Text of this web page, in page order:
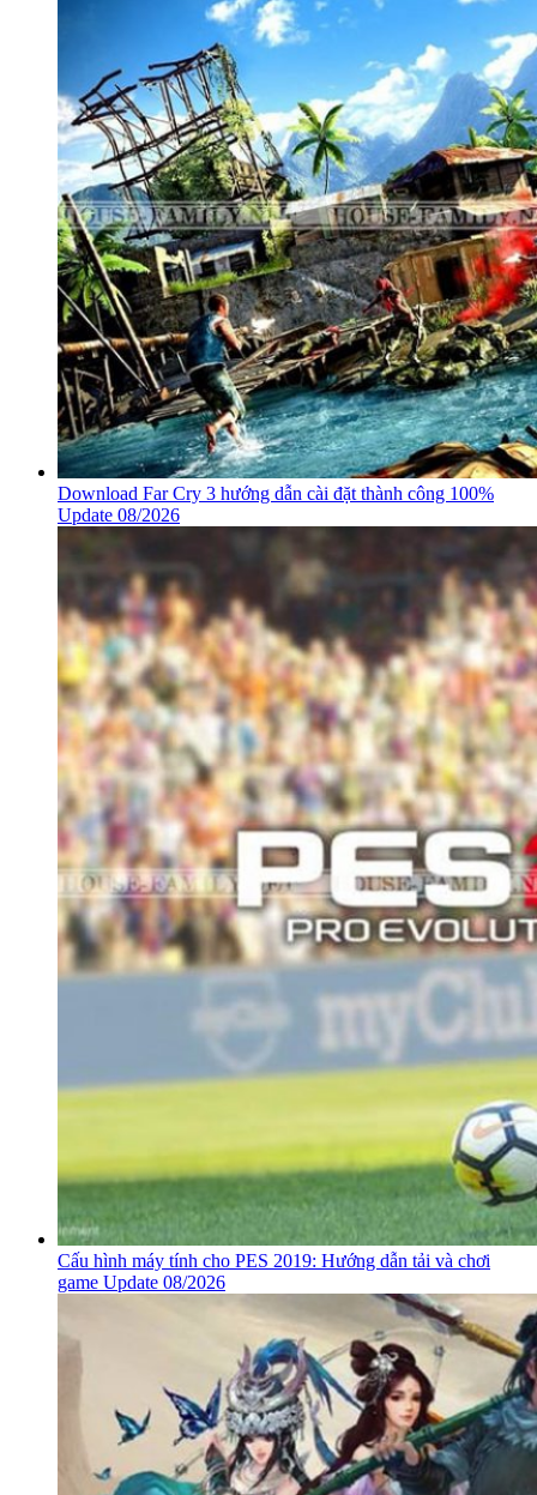
Download Far Cry 3 hướng dẫn cài đặt thành công 100%
Update 08/2026
Cấu hình máy tính cho PES 2019: Hướng dẫn tải và chơi
game Update 08/2026